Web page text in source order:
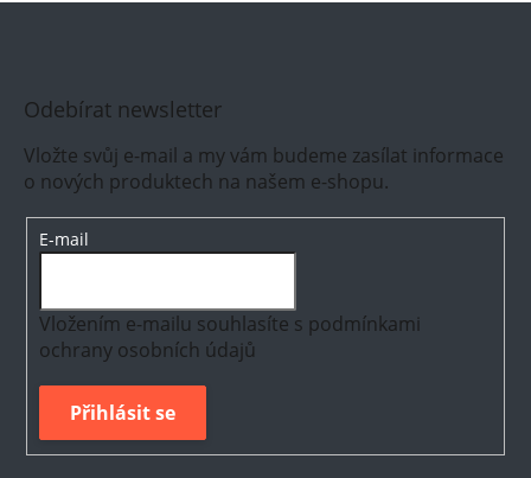
Odebírat newsletter
Vložte svůj e-mail a my vám budeme zasílat informace
o nových produktech na našem e-shopu.
E-mail
Vložením e-mailu souhlasíte s podmínkami
ochrany osobních údajů
Přihlásit se